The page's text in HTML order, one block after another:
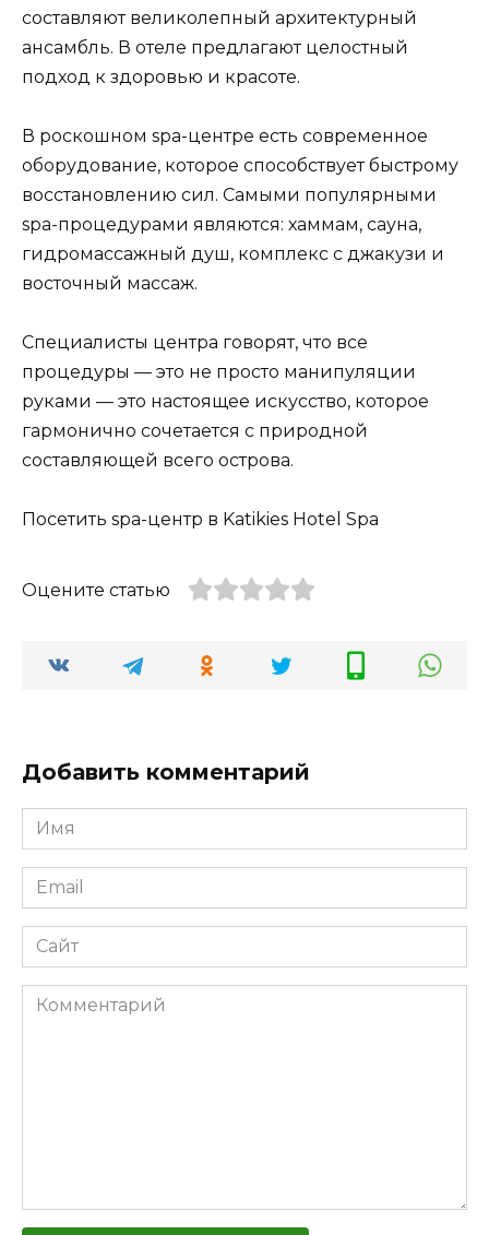
составляют великолепный архитектурный
ансамбль. В отеле предлагают целостный
подход к здоровью и красоте.
В роскошном spa-центре есть современное
оборудование, которое способствует быстрому
восстановлению сил. Самыми популярными
spa-процедурами являются: хаммам, сауна,
гидромассажный душ, комплекс с джакузи и
восточный массаж.
Специалисты центра говорят, что все
процедуры — это не просто манипуляции
руками — это настоящее искусство, которое
гармонично сочетается с природной
составляющей всего острова.
Посетить spa-центр в Katikies Hotel Spa
Оцените статью
Добавить комментарий
Имя
Email
Сайт
Комментарий